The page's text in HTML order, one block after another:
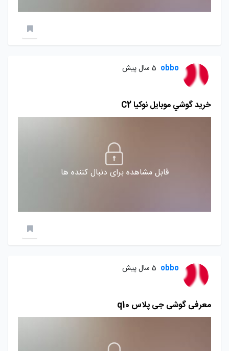
obbo 5 سال پیش
خريد گوشي موبايل نوكيا C2
قابل مشاهده برای دنبال کننده ها
obbo 5 سال پیش
معرفی گوشی جی پلاس q10